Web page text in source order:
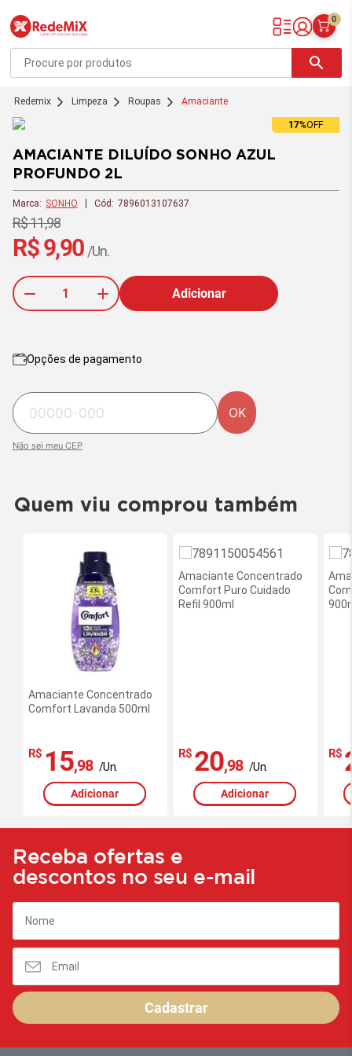
Redemix – Supermercado Online
0
search
redemix Limpeza Roupas Amaciante
17%OFF
AMACIANTE DILUÍDO SONHO AZUL
PROFUNDO 2L
Marca: SONHO Cód: 7896013107637
R$ 11,98
R$ 9,90 /Un.
Adicionar
Opções de pagamento
OK
Não sei meu CEP
Quem viu comprou também
Amaciante Concentrado
Comfort Lavanda 500ml
R$ 15,98 /Un.
Adicionar
Amaciante Concentrado
Comfort Puro Cuidado
Refil 900ml
R$ 20,98 /Un.
Adicionar
R$
Receba ofertas e
descontos no seu e-mail
Cadastrar